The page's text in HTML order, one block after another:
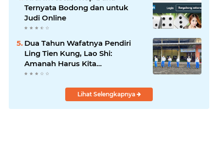
Ternyata Bodong dan untuk
Judi Online
Dua Tahun Wafatnya Pendiri
Ling Tien Kung, Lao Shi:
Amanah Harus Kita
Laksanakan!
Lihat Selengkapnya